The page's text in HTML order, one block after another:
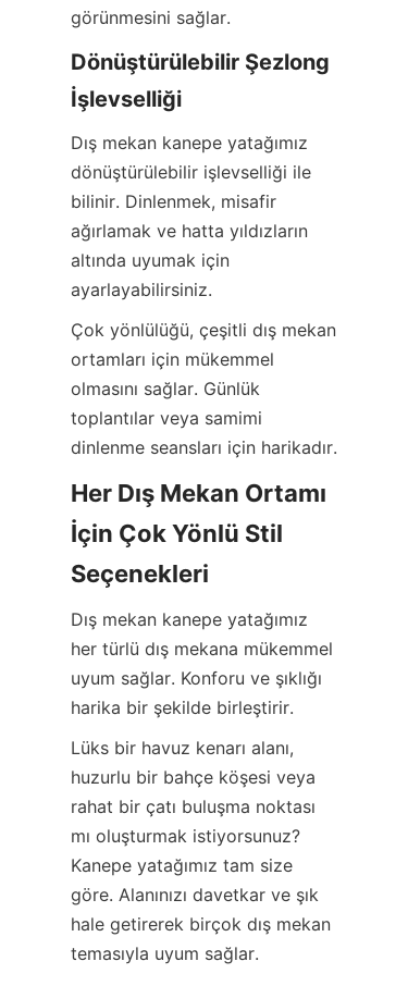
görünmesini sağlar.
Dönüştürülebilir Şezlong
İşlevselliği
Dış mekan kanepe yatağımız
dönüştürülebilir işlevselliği ile
bilinir. Dinlenmek, misafir
ağırlamak ve hatta yıldızların
altında uyumak için
ayarlayabilirsiniz.
Çok yönlülüğü, çeşitli dış mekan
ortamları için mükemmel
olmasını sağlar. Günlük
toplantılar veya samimi
dinlenme seansları için harikadır.
Her Dış Mekan Ortamı
İçin Çok Yönlü Stil
Seçenekleri
Dış mekan kanepe yatağımız
her türlü dış mekana mükemmel
uyum sağlar. Konforu ve şıklığı
harika bir şekilde birleştirir.
Lüks bir havuz kenarı alanı,
huzurlu bir bahçe köşesi veya
rahat bir çatı buluşma noktası
mı oluşturmak istiyorsunuz?
Kanepe yatağımız tam size
göre. Alanınızı davetkar ve şık
hale getirerek birçok dış mekan
temasıyla uyum sağlar.